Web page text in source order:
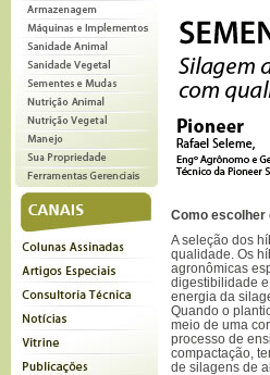
Como escolher
A seleção dos
qualidade. Os
agronômicas
digestibilidade
energia da
Quando o
meio de uma
processo de
compactação,
de silagens de